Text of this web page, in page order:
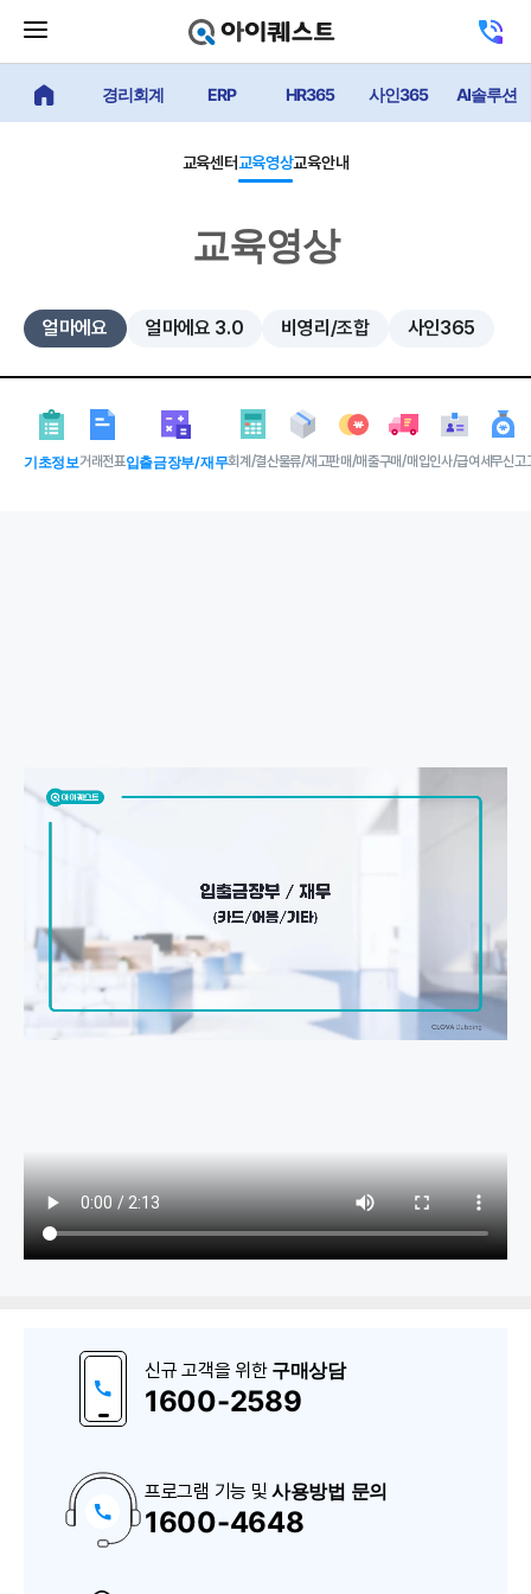
기
버
튼
센
터
얼마에요 메인
경리회계 ERP HR365 사인365 AI솔루션
교육센터교육영상교육안내
교육영상
얼마에요 얼마에요 3.0 비영리/조합 사인365
기초정보거래전표입출금장부/재무회계/결산물류/재고판매/매출구매/매입인사/급여 세무신고
카드/어음/기타
보고서 (자금 일/월계표, 자금시재현황표, 자금정산서 등)
구
매
신규 고객을 위한 구매상담
1600-2589
프로그램 기능 및 사용방법 문의
1600-4648